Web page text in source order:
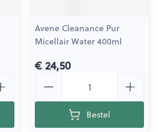
Avene Cleanance Pur
Micellair Water 400ml
€ 24,50
Bestel